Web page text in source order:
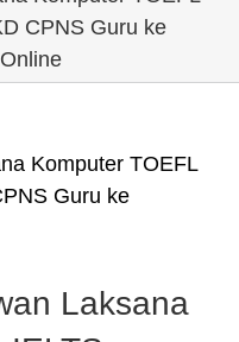
CPNS Guru ke
Komputer TOEFL
Guru ke
Laksana